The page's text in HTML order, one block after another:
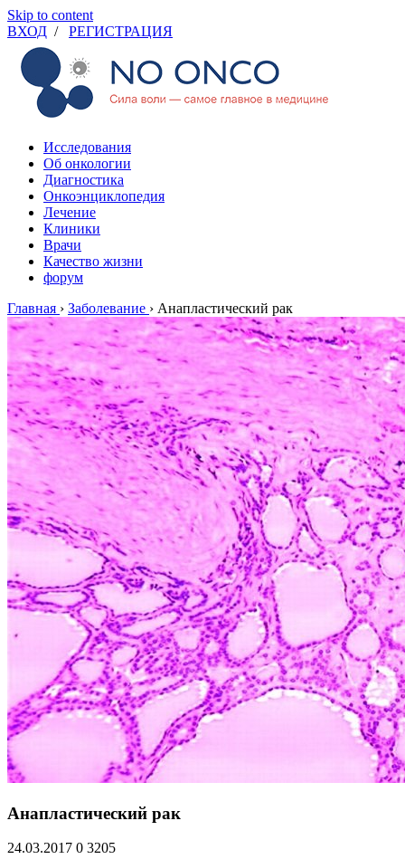
Skip to content
ВХОД / РЕГИСТРАЦИЯ
Исследования
Об онкологии
Диагностика
Онкоэнциклопедия
Лечение
Клиники
Врачи
Качество жизни
форум
Главная › Заболевание › Анапластический рак
Анапластический рак
24.03.2017 0 3205